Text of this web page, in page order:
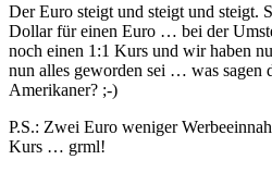
Der Euro steigt und steigt und steigt.
Dollar für einen Euro … bei der
noch einen 1:1 Kurs und wir haben
nun alles geworden sei … was sagen
Amerikaner? ;-)
P.S.: Zwei Euro weniger
Kurs … grml!